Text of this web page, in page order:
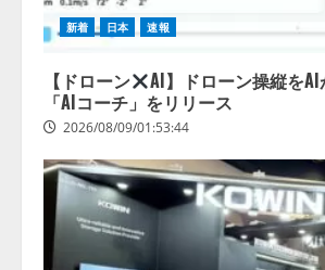
新着 日本 速報
【ドローン
AI】ドローン操縦を
「AIコーチ」をリリース
2026/08/09/01:53:44